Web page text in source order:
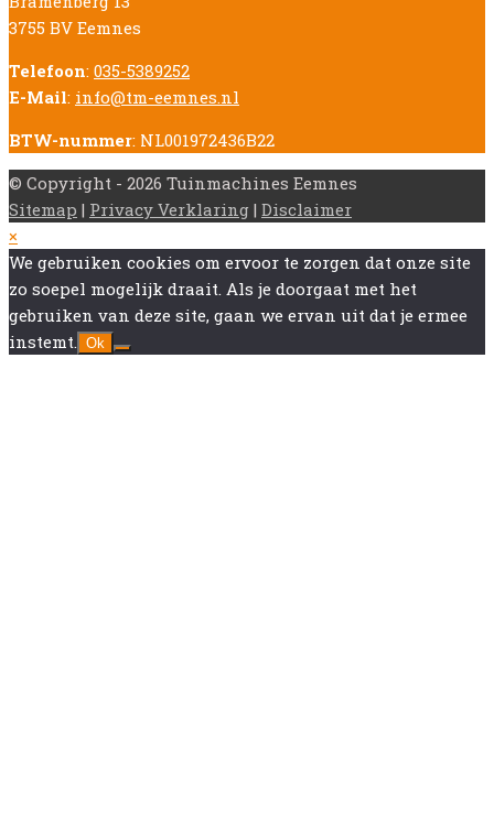
3755 BV Eemnes
Telefoon: 035-5389252
E-Mail: info@tm-eemnes.nl
BTW-nummer: NL001972436B22
© Copyright - 2026 Tuinmachines Eemnes
Sitemap | Privacy Verklaring | Disclaimer
Back
To
Top
×
We gebruiken cookies om ervoor te zorgen dat onze site
zo soepel mogelijk draait. Als je doorgaat met het
gebruiken van deze site, gaan we ervan uit dat je ermee
instemt.
Ok